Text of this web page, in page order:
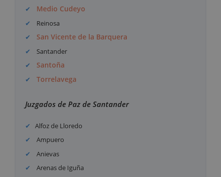
Medio Cudeyo
Reinosa
San Vicente de la Barquera
Santander
Santoña
Torrelavega
Juzgados de Paz de Santander
Alfoz de Lloredo
Ampuero
Anievas
Arenas de Iguña